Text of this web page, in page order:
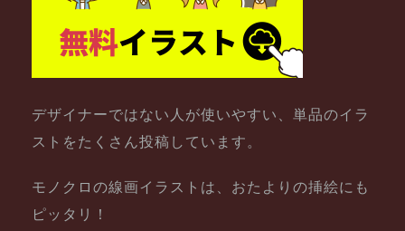
デザイナーではない人が使いやすい、単品のイラ
ストをたくさん投稿しています。
モノクロの線画イラストは、おたよりの挿絵にも
ピッタリ！